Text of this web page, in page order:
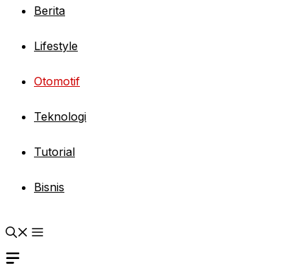
Berita
Lifestyle
Otomotif
Teknologi
Tutorial
Bisnis